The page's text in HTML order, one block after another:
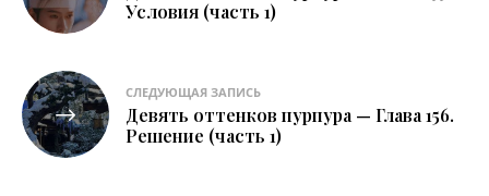
записям
Условия (часть 1)
СЛЕДУЮЩАЯ ЗАПИСЬ
Девять оттенков пурпура — Глава 156.
Решение (часть 1)